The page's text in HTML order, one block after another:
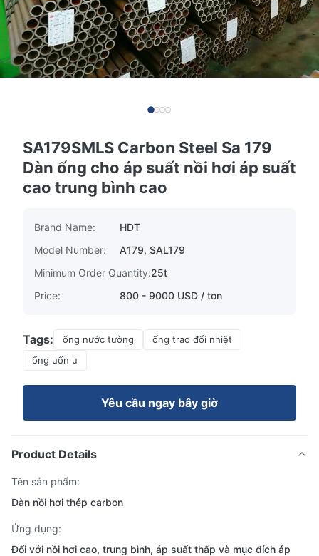
SA179SMLS Carbon Steel Sa 179
Dàn ống cho áp suất nồi hơi áp suất
cao trung bình cao
Brand Name:
HDT
Model Number:
A179, SAL179
Minimum Order Quantity:25t
Price:
800 - 9000 USD / ton
Tags: ống nước tường
ống trao đổi nhiệt
ống uốn u
Yêu cầu ngay bây giờ
Product Details
Tên sản phẩm:
Dàn nồi hơi thép carbon
Ứng dụng:
Đối với nồi hơi cao, trung bình, áp suất thấp và mục đích áp